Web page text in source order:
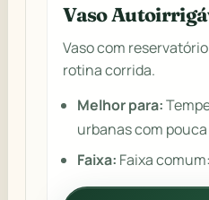
Vaso
Vaso com
rotina corrida.
Melhor para:
urbanas com
Faixa: Faixa